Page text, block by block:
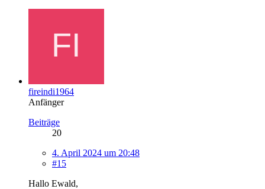
fireindi1964
Anfänger
Beiträge
20
4. April 2024 um 20:48
#15
Hallo Ewald,